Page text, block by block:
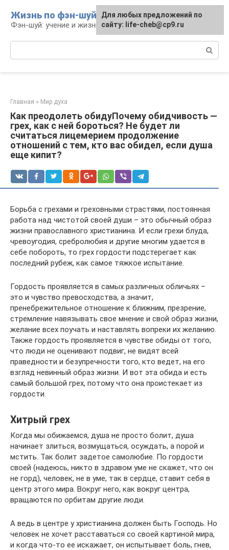
контенту
Жизнь по фэн-шуй
Фэн-шуй: учение и жизнь
Главная » Мир духа
Как преодолеть обидуПочему обидчивость —
грех, как с ней бороться? Не будет ли
считаться лицемерием продолжение
отношений с тем, кто вас обидел, если душа
еще кипит?
Борьба с грехами и греховными страстями, постоянная
работа над чистотой своей души – это обычный образ
жизни православного христианина. И если грехи блуда,
чревоугодия, сребролюбия и другие многим удается в
себе побороть, то грех гордости подстерегает как
последний рубеж, как самое тяжкое испытание.
Гордость проявляется в самых различных обличьях –
это и чувство превосходства, а значит,
пренебрежительное отношение к ближним, презрение,
стремление навязывать свое мнение и свой образ жизни,
желание всех поучать и наставлять вопреки их желанию.
Также гордость проявляется в чувстве обиды от того,
что люди не оценивают подвиг, не видят всей
праведности и безупречности того, кто ведет, на его
взгляд невинный образ жизни. И вот эта обида и есть
самый большой грех, потому что она проистекает из
гордости.
Хитрый грех
Когда мы обижаемся, душа не просто болит, душа
начинает злиться, возмущаться, осуждать, а порой и
мстить. Так болит задетое самолюбие. По гордости
своей (надеюсь, никто в здравом уме не скажет, что он
не горд), человек, не в уме, так в сердце, ставит себя в
центр этого мира. Вокруг него, как вокруг центра,
вращаются по орбитам другие люди.
А ведь в центре у христианина должен быть Господь. Но
человек не хочет расставаться со своей картиной мира,
и когда что-то ее искажает, он испытывает боль, гнев,
Для любых предложений по
сайту: life-cheb@cp9.ru
Для любых предложений по
сайту: life-cheb@cp9.ru